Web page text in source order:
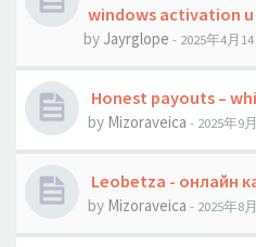
windows activation u
by Jауrglope - 2025年4月
Honest payouts –
by Mizoraveica - 2025年9
Leobetza - онлайн
by Mizoraveica - 2025年8